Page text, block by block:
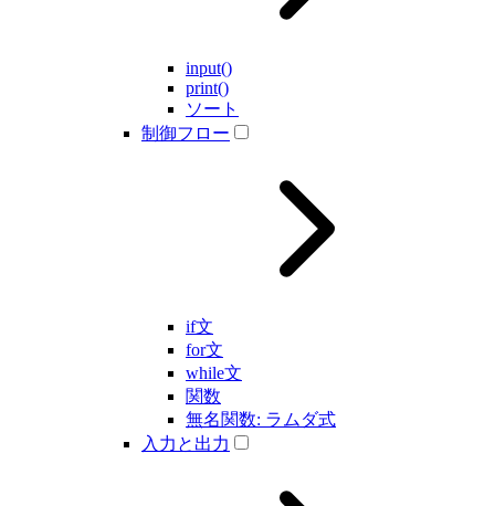
input()
print()
ソート
制御フロー
if文
for文
while文
関数
無名関数: ラムダ式
入力と出力